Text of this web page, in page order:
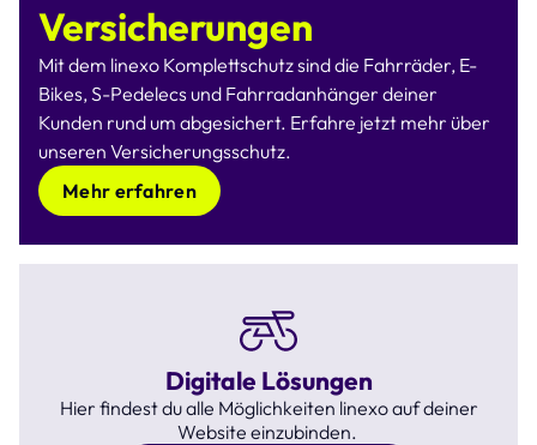
Versicherungen
Mit dem linexo Komplettschutz sind die Fahrräder, E-
Bikes, S-Pedelecs und Fahrradanhänger deiner
Kunden rund um abgesichert. Erfahre jetzt mehr über
unseren Versicherungsschutz.
Mehr erfahren
Digitale Lösungen
Hier findest du alle Möglichkeiten linexo auf deiner
Website einzubinden.